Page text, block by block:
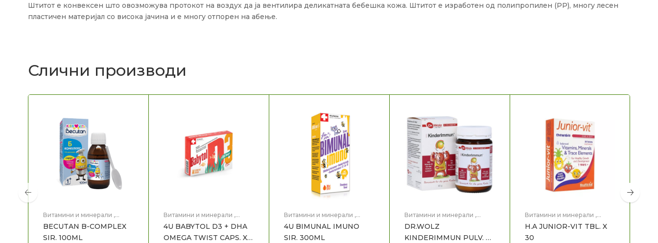
Штитот е конвексен што овозможува протокот на воздух да ја вентилира деликатната бебешка кожа. Штитот е изработен од полипропилен (PP), многу лесен
пластичен материјал со висока јачина и е многу отпорен на абење.
Слични производи
Витамини и минерали ,
бебе и дете ,Здравје,Мајка
и Дете
BECUTAN B-COMPLEX
SIR. 100ML
Витамини и минерали ,
бебе и дете,Здравје ,Мајка
и Дете
4U BABYTOL D3 + DHA
OMEGA TWIST CAPS. X
Витамини и минерали ,
бебе и дете,Здравје,Мајка
и Дете
4U BIMUNAL IMUNO
SIR. 300ML
Витамини и минерали ,
бебе и дете
и Дете
DR.WOLZ
KINDERIMMUN PULV. X
Витамини и минерали ,
бебе и дете,Здравје,Мајка
и Дете
H.A JUNIOR-VIT TBL. X
30